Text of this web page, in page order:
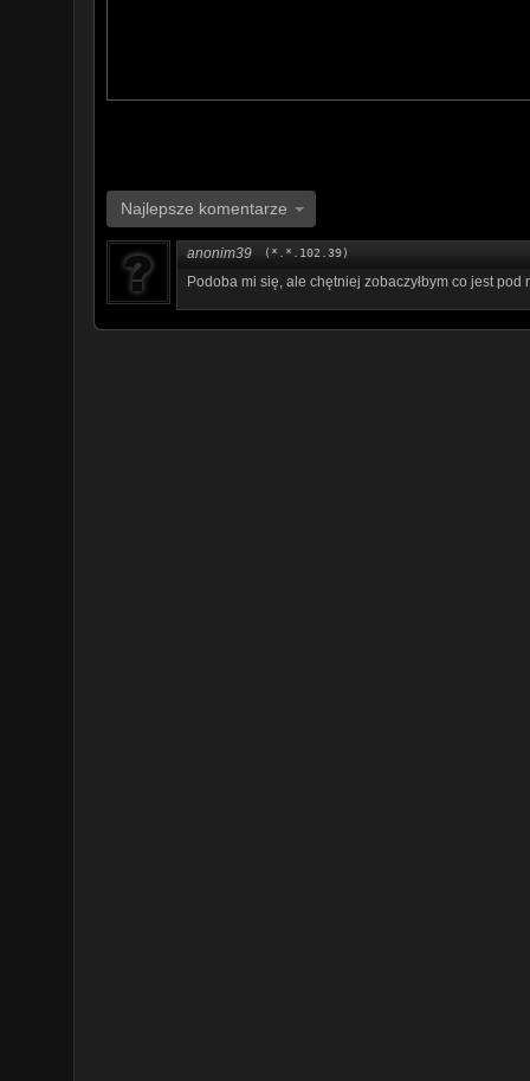
Najlepsze komentarze
anonim39 (*.*.102.39)
Podoba mi się, ale chętniej zobaczyłbym co jest pod